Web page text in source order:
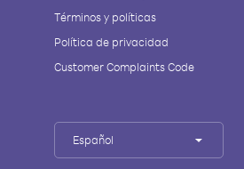
Términos y políticas
Política de privacidad
Customer Complaints Code
Español